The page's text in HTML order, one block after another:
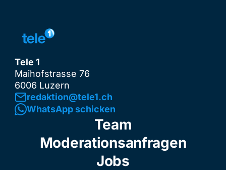
Tele 1
Maihofstrasse 76
6006 Luzern
redaktion@tele1.ch
WhatsApp schicken
Team
Moderationsanfragen
Jobs